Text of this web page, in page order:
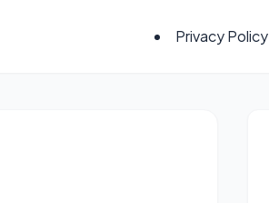
Privacy Policy